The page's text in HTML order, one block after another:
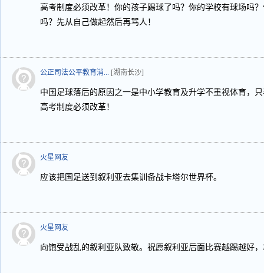
高考制度必须改革！你的孩子踢球了吗？你的学校有球场吗
吗？先从自己做起然后再骂人！
公正司法公平教育消... [湖南长沙]
中国足球落后的原因之一是中小学教育及升学不重视体育，
高考制度必须改革！
火星网友
应该把国足送到叙利亚去集训备战卡塔尔世界杯。
火星网友
向饱受战乱的叙利亚队致敬。祝愿叙利亚后面比赛越踢越好